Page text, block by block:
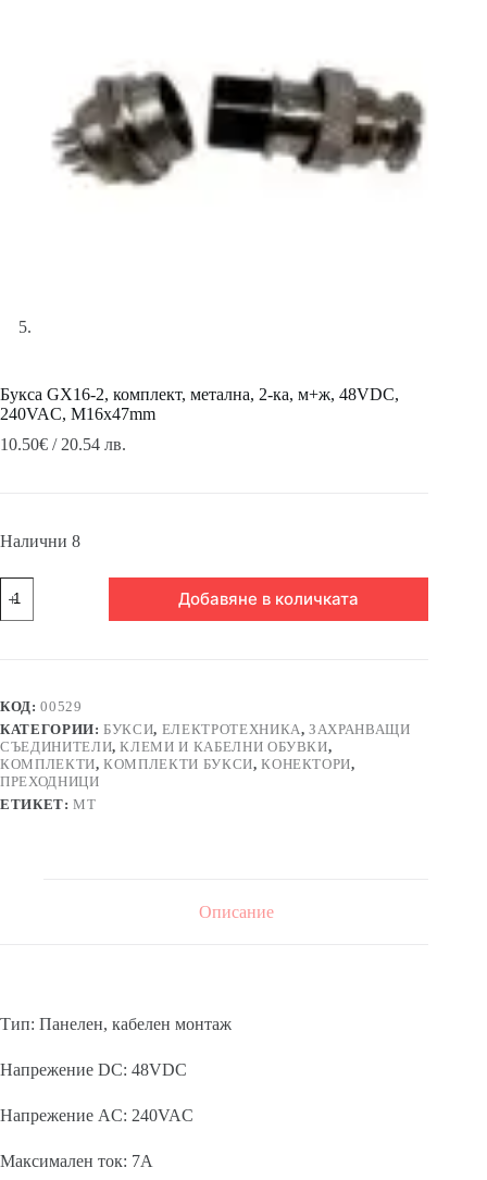
Букса GX16-2, комплект, метална, 2-ка, м+ж, 48VDC,
240VAC, M16x47mm
10.50€ / 20.54 лв.
Налични 8
за
Букса
2-
ка,
м+ж,
48VDC,
240VAC,
M16x47mm
Добавяне в количката
КОД:00529
КАТЕГОРИИ:БУКСИ, ЕЛЕКТРОТЕХНИКА,ЗАХРАНВАЩИ
СЪЕДИНИТЕЛИ,КЛЕМИ И КАБЕЛНИ ОБУВКИ,
КОМПЛЕКТИ,КОМПЛЕКТИ БУКСИ,КОНЕКТОРИ,
ПРЕХОДНИЦИ
ЕТИКЕТ:MT
Описание
Тип: Панелен, кабелен монтаж
Напрежение DC: 48VDC
Напрежение AC: 240VAC
Максимален ток: 7A